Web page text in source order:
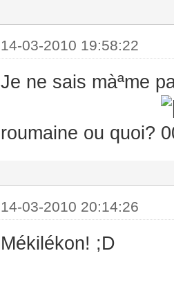
14-03-2010 19:58:22
Je ne sais màªme
roumaine ou quoi?
14-03-2010 20:14:26
Mékilékon! ;D